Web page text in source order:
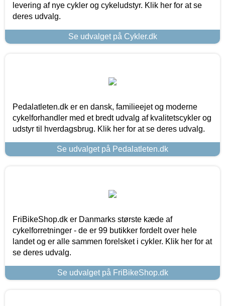
levering af nye cykler og cykeludstyr. Klik her for at se
deres udvalg.
Se udvalget på Cykler.dk
Pedalatleten.dk er en dansk, familieejet og moderne
cykelforhandler med et bredt udvalg af kvalitetscykler og
udstyr til hverdagsbrug. Klik her for at se deres udvalg.
Se udvalget på Pedalatleten.dk
FriBikeShop.dk er Danmarks største kæde af
cykelforretninger - de er 99 butikker fordelt over hele
landet og er alle sammen forelsket i cykler. Klik her for at
se deres udvalg.
Se udvalget på FriBikeShop.dk